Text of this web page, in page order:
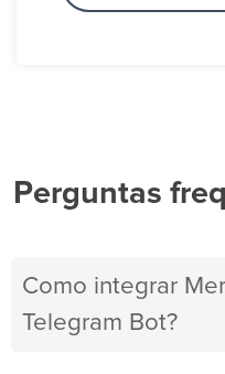
Perguntas
Como integrar
Telegram Bot?